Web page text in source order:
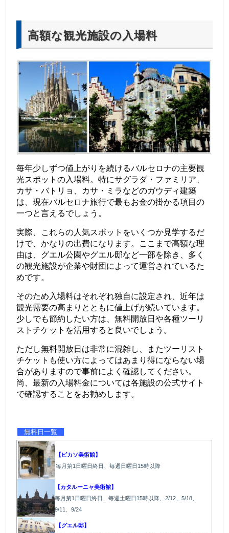
高額な観光施設の入場料
毎年少しずつ値上がりを続けるバルセロナの主要観
光スポットの入場料。特にサグラダ・ファミリア、
カサ・バトリョ、カサ・ミラなどのガウディ建築
は、現在バルセロナ旅行で最もお金の掛かる項目の
一つと言えるでしょう。
実際、これらの人気スポットをいくつか見学するだ
けで、かなりの出費になります。ここまで高額な理
由は、グエル公園やグエル邸など一部を除き、多く
の観光施設が企業や財団によって運営されているた
めです。
そのため入場料はそれぞれ独自に設定され、近年は
観光需要の高まりとともに値上げが続いています。
少しでも節約したい方は、無料開放日や各種ツーリ
ストチケットを活用すると良いでしょう。
ただし無料開放日は非常に混雑し、またツーリスト
チケットも使い方によってはあまり得にならない場
合がありますので事前によく確認してください。
尚、最新の入場料金については各施設の公式サイト
で確認することをお勧めします。
無料日一覧
【ピカソ美術館】
毎月第1日曜日終日、毎週日曜日15時以降
【カタルーニャ美術館】
毎月第1日曜日終日、毎週土曜日15時以降、2/12、5/18、
9/11、9/24
【グエル邸】